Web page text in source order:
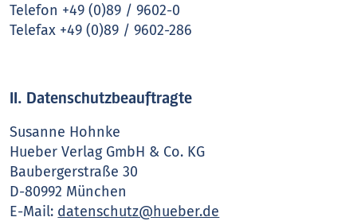
Telefon +49 (0)89 / 9602-0
Telefax +49 (0)89 / 9602-286
II. Datenschutzbeauftragte
Susanne Hohnke
Hueber Verlag GmbH & Co. KG
Baubergerstraße 30
D-80992 München
E-Mail: datenschutz@hueber.de